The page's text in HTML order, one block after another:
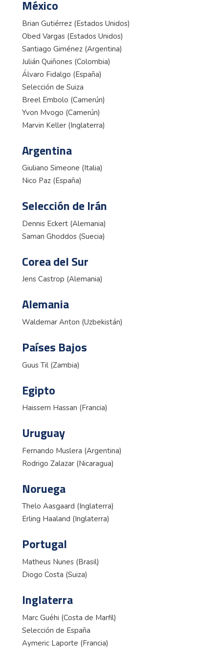
México
Brian Gutiérrez (Estados Unidos)
Obed Vargas (Estados Unidos)
Santiago Giménez (Argentina)
Julián Quiñones (Colombia)
Álvaro Fidalgo (España)
Selección de Suiza
Breel Embolo (Camerún)
Yvon Mvogo (Camerún)
Marvin Keller (Inglaterra)
Argentina
Giuliano Simeone (Italia)
Nico Paz (España)
Selección de Irán
Dennis Eckert (Alemania)
Saman Ghoddos (Suecia)
Corea del Sur
Jens Castrop (Alemania)
Alemania
Waldemar Anton (Uzbekistán)
Países Bajos
Guus Til (Zambia)
Egipto
Haissem Hassan (Francia)
Uruguay
Fernando Muslera (Argentina)
Rodrigo Zalazar (Nicaragua)
Noruega
Thelo Aasgaard (Inglaterra)
Erling Haaland (Inglaterra)
Portugal
Matheus Nunes (Brasil)
Diogo Costa (Suiza)
Inglaterra
Marc Guéhi (Costa de Marfil)
Selección de España
Aymeric Laporte (Francia)